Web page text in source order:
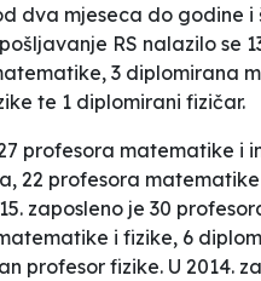
dva mjeseca do godine i
RS nalazilo se
3 diplomirana
te 1 diplomirani fizičar.
27 profesora matematike
22 profesora
zaposleno je 30
i fizike, 6
profesor fizike. U 2014.